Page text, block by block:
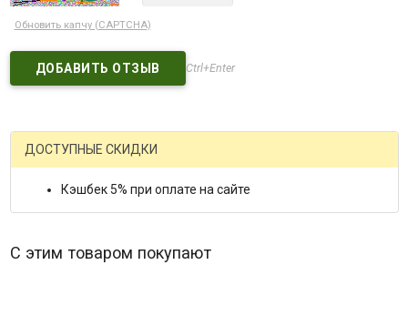
Обновить капчу (CAPTCHA)
Ctrl+Enter
ДОСТУПНЫЕ СКИДКИ
Кэшбек 5% при оплате на сайте
С этим товаром покупают